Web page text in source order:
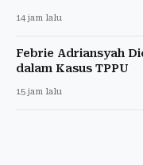
14 jam lalu
Febrie Adriansyah
dalam Kasus TPPU
15 jam lalu